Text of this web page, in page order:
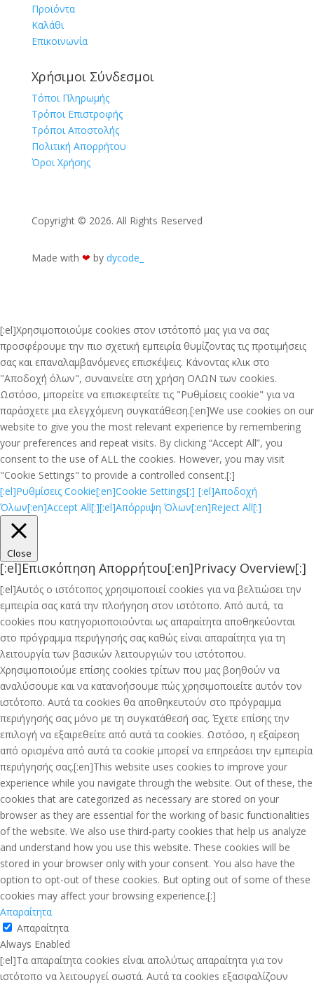
Προϊόντα
Καλάθι
Επικοινωνία
Χρήσιμοι Σύνδεσμοι
Τόποι Πληρωμής
Τρόποι Επιστροφής
Τρόποι Αποστολής
Πολιτική Απορρήτου
Όροι Χρήσης
Copyright © 2026. All Rights Reserved
Made with ❤︎ by dycode_
[:el]Χρησιμοποιούμε cookies στον ιστότοπό μας για να σας
προσφέρουμε την πιο σχετική εμπειρία θυμίζοντας τις προτιμήσεις
σας και επαναλαμβανόμενες επισκέψεις. Κάνοντας κλικ στο
"Αποδοχή όλων", συναινείτε στη χρήση ΟΛΩΝ των cookies.
Ωστόσο, μπορείτε να επισκεφτείτε τις "Ρυθμίσεις cookie" για να
παράσχετε μια ελεγχόμενη συγκατάθεση.[:en]We use cookies on our
website to give you the most relevant experience by remembering
your preferences and repeat visits. By clicking “Accept All”, you
consent to the use of ALL the cookies. However, you may visit
"Cookie Settings" to provide a controlled consent.[:]
[:el]Ρυθμίσεις Cookie[:en]Cookie Settings[:] [:el]Αποδοχή
Όλων[:en]Accept All[:][:el]Απόρριψη Όλων[:en]Reject All[:]
Close
[:el]Επισκόπηση Απορρήτου[:en]Privacy Overview[:]
[:el]Αυτός ο ιστότοπος χρησιμοποιεί cookies για να βελτιώσει την
εμπειρία σας κατά την πλοήγηση στον ιστότοπο. Από αυτά, τα
cookies που κατηγοριοποιούνται ως απαραίτητα αποθηκεύονται
στο πρόγραμμα περιήγησής σας καθώς είναι απαραίτητα για τη
λειτουργία των βασικών λειτουργιών του ιστότοπου.
Χρησιμοποιούμε επίσης cookies τρίτων που μας βοηθούν να
αναλύσουμε και να κατανοήσουμε πώς χρησιμοποιείτε αυτόν τον
ιστότοπο. Αυτά τα cookies θα αποθηκευτούν στο πρόγραμμα
περιήγησής σας μόνο με τη συγκατάθεσή σας. Έχετε επίσης την
επιλογή να εξαιρεθείτε από αυτά τα cookies. Ωστόσο, η εξαίρεση
από ορισμένα από αυτά τα cookie μπορεί να επηρεάσει την εμπειρία
περιήγησής σας.[:en]This website uses cookies to improve your
experience while you navigate through the website. Out of these, the
cookies that are categorized as necessary are stored on your
browser as they are essential for the working of basic functionalities
of the website. We also use third-party cookies that help us analyze
and understand how you use this website. These cookies will be
stored in your browser only with your consent. You also have the
option to opt-out of these cookies. But opting out of some of these
cookies may affect your browsing experience.[:]
Απαραίτητα
Απαραίτητα
Always Enabled
[:el]Τα απαραίτητα cookies είναι απολύτως απαραίτητα για τον
ιστότοπο να λειτουργεί σωστά. Αυτά τα cookies εξασφαλίζουν